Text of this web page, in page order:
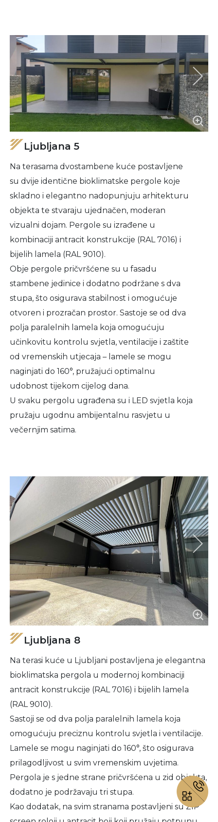
Ljubljana 5
Na terasama dvostambene kuće postavljene
su dvije identične bioklimatske pergole koje
skladno i elegantno nadopunjuju arhitekturu
objekta te stvaraju ujednačen, moderan
vizualni dojam. Pergole su izrađene u
kombinaciji antracit konstrukcije (RAL 7016) i
bijelih lamela (RAL 9010).
Obje pergole pričvršćene su u fasadu
stambene jedinice i dodatno podržane s dva
stupa, što osigurava stabilnost i omogućuje
otvoren i prozračan prostor. Sastoje se od dva
polja paralelnih lamela koja omogućuju
učinkovitu kontrolu svjetla, ventilacije i zaštite
od vremenskih utjecaja – lamele se mogu
naginjati do 160°, pružajući optimalnu
udobnost tijekom cijelog dana.
U svaku pergolu ugrađena su i LED svjetla koja
pružaju ugodnu ambijentalnu rasvjetu u
večernjim satima.
Ljubljana 8
Na terasi kuće u Ljubljani postavljena je elegantna
bioklimatska pergola u modernoj kombinaciji
antracit konstrukcije (RAL 7016) i bijelih lamela
(RAL 9010).
Sastoji se od dva polja paralelnih lamela koja
omogućuju preciznu kontrolu svjetla i ventilacije.
Lamele se mogu naginjati do 160°, što osigurava
prilagodljivost u svim vremenskim uvjetima.
Pergola je s jedne strane pričvršćena u zid objekta,
dodatno je podržavaju tri stupa.
Kao dodatak, na svim stranama postavljeni su ZIP